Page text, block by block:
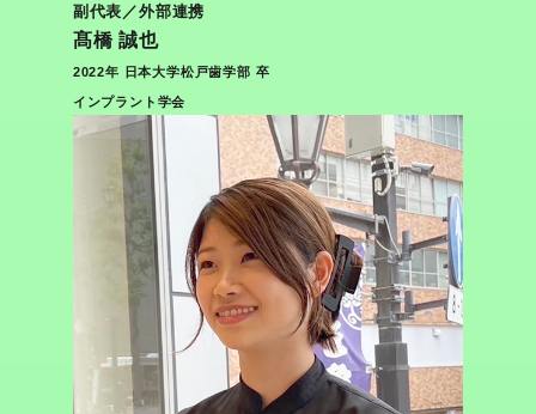
副代表／外部連携
髙橋 誠也
2022年 日本大学松戸歯学部 卒
インプラント学会